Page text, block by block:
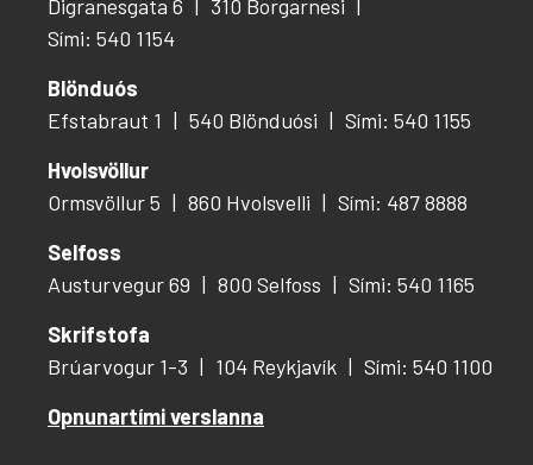
Digranesgata 6
310 Borgarnesi
Sími: 540 1154
Blönduós
Efstabraut 1
540 Blönduósi
Sími: 540 1155
Hvolsvöllur
Ormsvöllur 5
860 Hvolsvelli
Sími: 487 8888
Selfoss
Austurvegur 69
800 Selfoss
Sími: 540 1165
Skrifstofa
Brúarvogur 1-3
104 Reykjavík
Sími: 540 1100
Opnunartími verslanna